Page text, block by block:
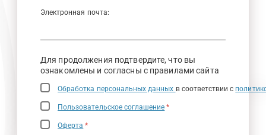
Электронная почта:
Для продолжения подтвердите, что вы
ознакомлены и согласны с правилами сайта
Обработка персональных данных в соответствии с
Пользовательское соглашение *
Оферта *